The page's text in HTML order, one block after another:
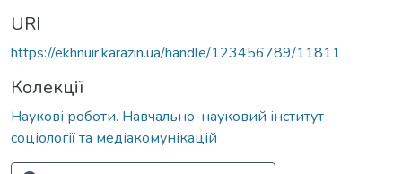
URI
https://ekhnuir.karazin.ua/handle/123456789/11811
Колекції
Наукові роботи. Навчально-науковий інститут
соціології та медіакомунікацій